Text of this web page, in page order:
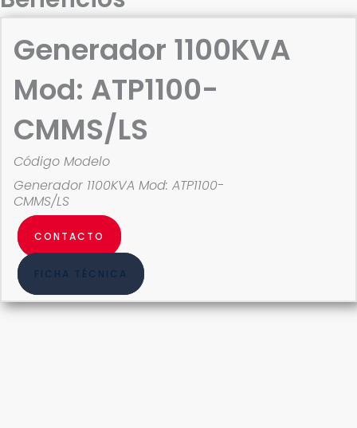
Generador 1100KVA
Mod: ATP1100-
CMMS/LS
Código Modelo
Generador 1100KVA Mod: ATP1100-
CMMS/LS
CONTACTO
FICHA TÉCNICA